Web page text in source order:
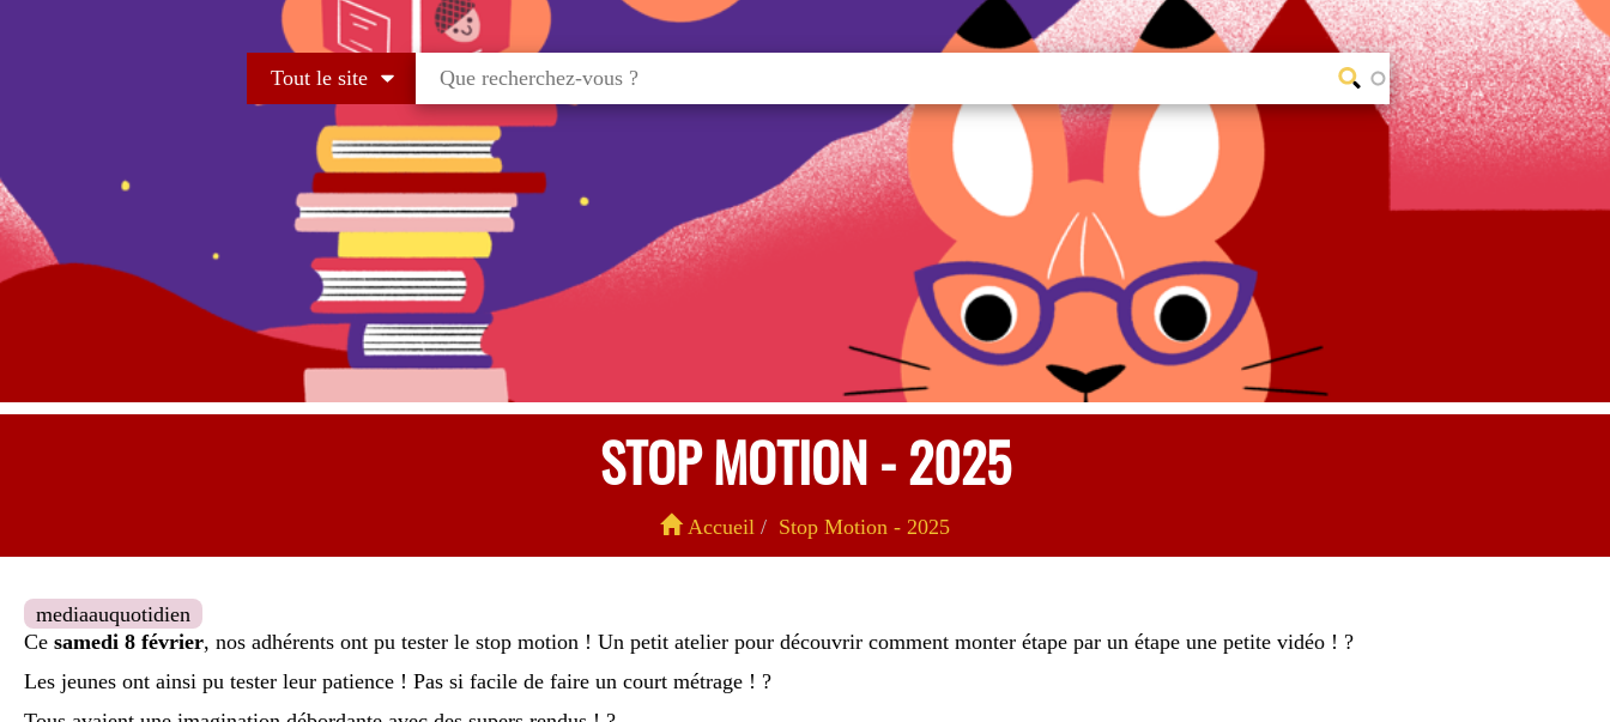
Tout le site
STOP MOTION - 2025
Accueil Stop Motion - 2025
mediaauquotidien
Ce samedi 8 février, nos adhérents ont pu tester le stop motion ! Un petit atelier pour découvrir comment monter étape par un étape une petite vidéo ! ?
Les jeunes ont ainsi pu tester leur patience ! Pas si facile de faire un court métrage ! ?